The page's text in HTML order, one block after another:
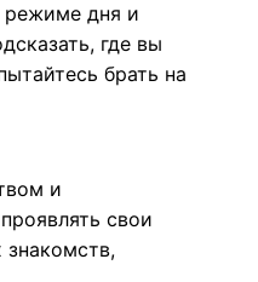
режиме дня и
где вы
брать на
и
свои